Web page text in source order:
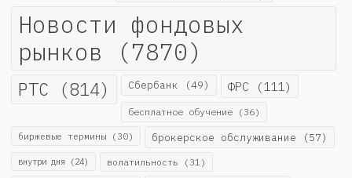
Новости фондовых
рынков (7870)
РТС (814) Сбербанк (49) ФРС (111)
бесплатное обучение (36)
биржевые термины (30) брокерское обслуживание (57)
внутри дня (24) волатильность (31)